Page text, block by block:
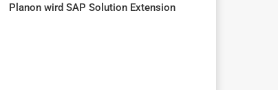
Planon wird SAP Solution Extension